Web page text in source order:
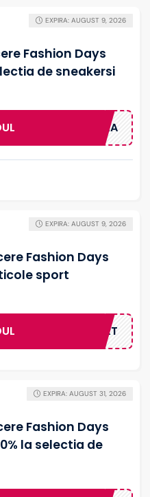
Fashion Days
de sneakersi
EXPIRA: AUGUST 9, 2026
20EXTRA
Fashion Days
sport
EXPIRA: AUGUST 9, 2026
20SPORT
Fashion Days
la selectia de
EXPIRA: AUGUST 31, 2026